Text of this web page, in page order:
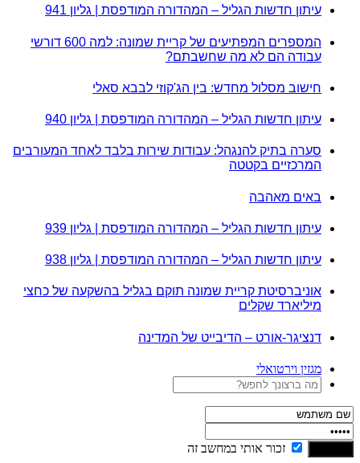
עיתון חדשות הגליל – המהדורה המודפסת | גליון 941
המספרים המפתיעים של קריית שמונה: למה 600 דורשי
עבודה הם לא מה שחשבתם?
חישוב מסלול מחדש: בין הג'קוזי לבבא סאלי
עיתון חדשות הגליל – המהדורה המודפסת | גליון 940
סערה בתיק להנגהל: עבודות שירות בלבד לאחד המעורבים
המרכזיים בקטטה
באים מאהבה
עיתון חדשות הגליל – המהדורה המודפסת | גליון 939
עיתון חדשות הגליל – המהדורה המודפסת | גליון 938
אוניברסיטת קריית שמונה תוקם בגליל בהשקעה של כחצי
מיליארד שקלים
דנציגר-אורט – הדיבייט של המדינה
מגזין וירטואלי
זכור אותי במחשב זה